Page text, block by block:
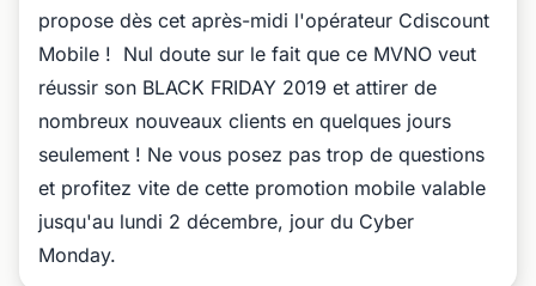
propose dès cet après-midi l'opérateur Cdiscount
Mobile ! Nul doute sur le fait que ce MVNO veut
réussir son BLACK FRIDAY 2019 et attirer de
nombreux nouveaux clients en quelques jours
seulement ! Ne vous posez pas trop de questions
et profitez vite de cette promotion mobile valable
jusqu'au lundi 2 décembre, jour du Cyber
Monday.